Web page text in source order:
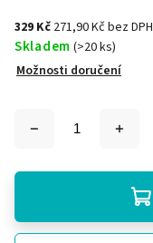
329 Kč 271,90 Kč bez DPH
Skladem (>20 ks)
Možnosti doručení